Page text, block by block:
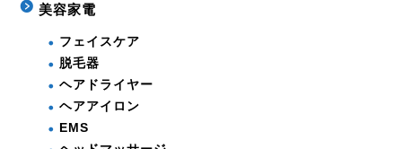
美容家電
フェイスケア
脱毛器
ヘアドライヤー
ヘアアイロン
EMS